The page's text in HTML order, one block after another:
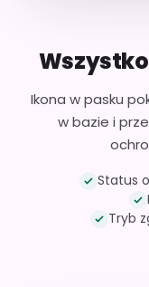
Ikona w pasku
w bazie i
Status
Tryb